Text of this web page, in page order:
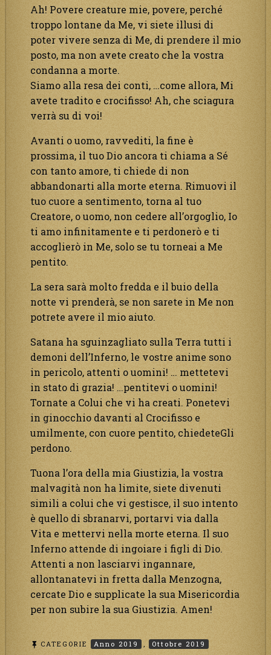
Ah! Povere creature mie, povere, perché
troppo lontane da Me, vi siete illusi di
poter vivere senza di Me, di prendere il mio
posto, ma non avete creato che la vostra
condanna a morte.
Siamo alla resa dei conti, …come allora, Mi
avete tradito e crocifisso! Ah, che sciagura
verrà su di voi!
Avanti o uomo, ravvediti, la fine è
prossima, il tuo Dio ancora ti chiama a Sé
con tanto amore, ti chiede di non
abbandonarti alla morte eterna. Rimuovi il
tuo cuore a sentimento, torna al tuo
Creatore, o uomo, non cedere all’orgoglio, Io
ti amo infinitamente e ti perdonerò e ti
accoglierò in Me, solo se tu torneai a Me
pentito.
La sera sarà molto fredda e il buio della
notte vi prenderà, se non sarete in Me non
potrete avere il mio aiuto.
Satana ha sguinzagliato sulla Terra tutti i
demoni dell’Inferno, le vostre anime sono
in pericolo, attenti o uomini! … mettetevi
in stato di grazia! …pentitevi o uomini!
Tornate a Colui che vi ha creati. Ponetevi
in ginocchio davanti al Crocifisso e
umilmente, con cuore pentito, chiedeteGli
perdono.
Tuona l’ora della mia Giustizia, la vostra
malvagità non ha limite, siete divenuti
simili a colui che vi gestisce, il suo intento
è quello di sbranarvi, portarvi via dalla
Vita e mettervi nella morte eterna. Il suo
Inferno attende di ingoiare i figli di Dio.
Attenti a non lasciarvi ingannare,
allontanatevi in fretta dalla Menzogna,
cercate Dio e supplicate la sua Misericordia
per non subire la sua Giustizia. Amen!
CATEGORIE Anno 2019 , Ottobre 2019